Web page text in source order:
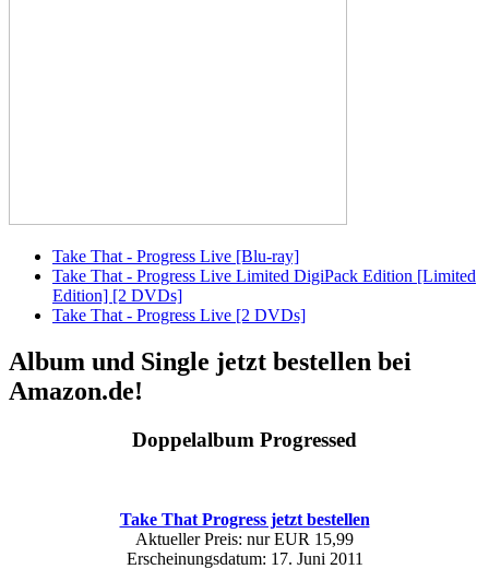
Take That - Progress Live [Blu-ray]
Take That - Progress Live Limited DigiPack Edition [Limited
Edition] [2 DVDs]
Take That - Progress Live [2 DVDs]
Album und Single jetzt bestellen bei
Amazon.de!
Doppelalbum Progressed
Take That Progress jetzt bestellen
Aktueller Preis: nur EUR 15,99
Erscheinungsdatum: 17. Juni 2011